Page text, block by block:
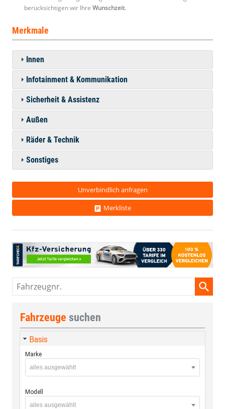
berücksichtigen wir Ihre Wunschzeit.
Merkmale
Innen
Infotainment & Kommunikation
Sicherheit & Assistenz
Außen
Räder & Technik
Sonstiges
Unverbindlich anfragen
Merkliste
Fahrzeugnr.
Fahrzeuge suchen
Basis
Marke
alles ausgewählt
Modell
alles ausgewählt